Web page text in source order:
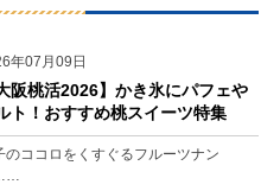
年07月09日
阪桃活2026】かき氷にパフェや
ト！おすすめ桃スイーツ特集
のココロをくすぐるフルーツナン